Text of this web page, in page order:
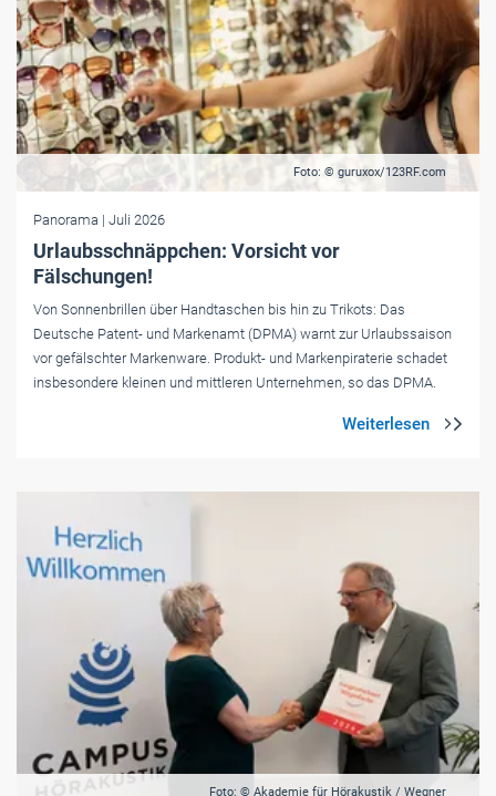
Foto: © guruxox/123RF.com
Panorama | Juli 2026
Urlaubsschnäppchen: Vorsicht vor
Fälschungen!
Von Sonnenbrillen über Handtaschen bis hin zu Trikots: Das
Deutsche Patent- und Markenamt (DPMA) warnt zur Urlaubssaison
vor gefälschter Markenware. Produkt- und Markenpiraterie schadet
insbesondere kleinen und mittleren Unternehmen, so das DPMA.
Foto: © Akademie für Hörakustik / Wegner